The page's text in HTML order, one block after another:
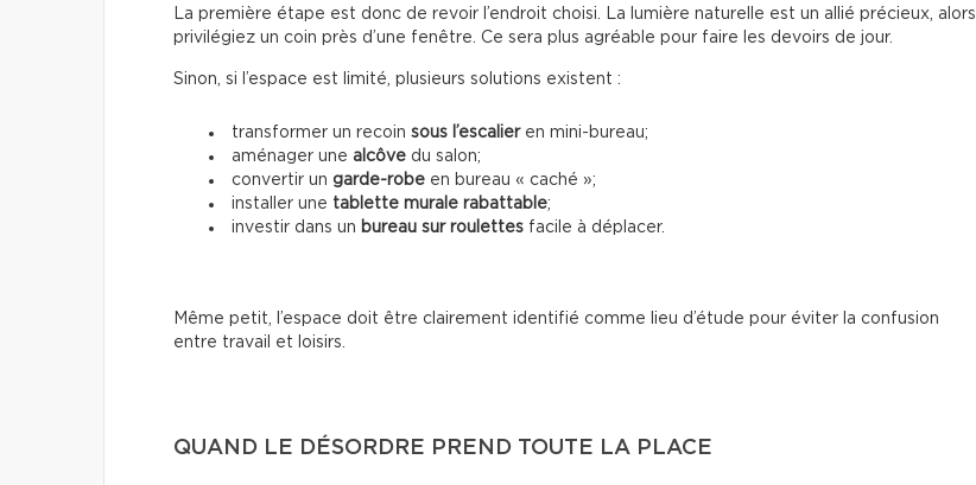
La première étape est donc de revoir l’endroit choisi. La lumière naturelle est un allié précieux, alors
privilégiez un coin près d’une fenêtre. Ce sera plus agréable pour faire les devoirs de jour.
Sinon, si l’espace est limité, plusieurs solutions existent :
transformer un recoin sous l’escalieren mini-bureau;
aménager une alcôve du salon;
convertir un garde-robe en bureau « caché »;
installer une tablette murale rabattable;
investir dans un bureau sur roulettes facile à déplacer.
Même petit, l’espace doit être clairement identifié comme lieu d’étude pour éviter la confusion
entre travail et loisirs.
QUAND LE DÉSORDRE PREND TOUTE LA PLACE